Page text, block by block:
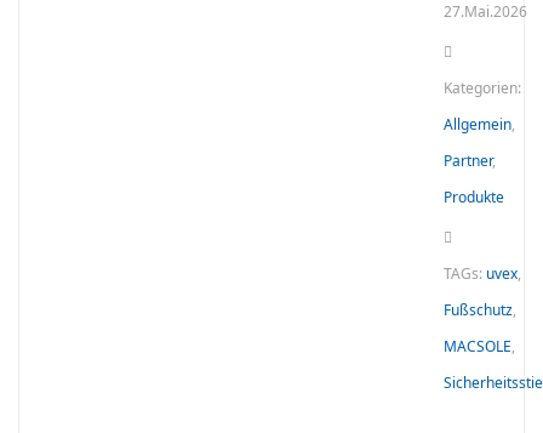
27.Mai.2026
Kategorien:
Allgemein,
Partner,
Produkte
TAGs: uvex,
Fußschutz,
MACSOLE,